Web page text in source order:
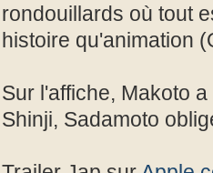
rondouillards où tout
histoire qu'animation
Sur l'affiche, Makoto
Shinji, Sadamoto